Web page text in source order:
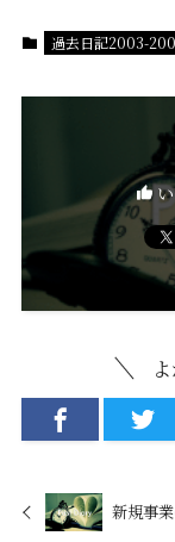
過去日記2003-
い
新規事